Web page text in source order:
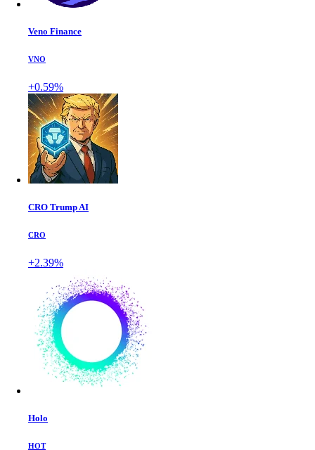
Veno Finance
VNO
+0.59%
CRO Trump AI
CRO
+2.39%
Holo
HOT